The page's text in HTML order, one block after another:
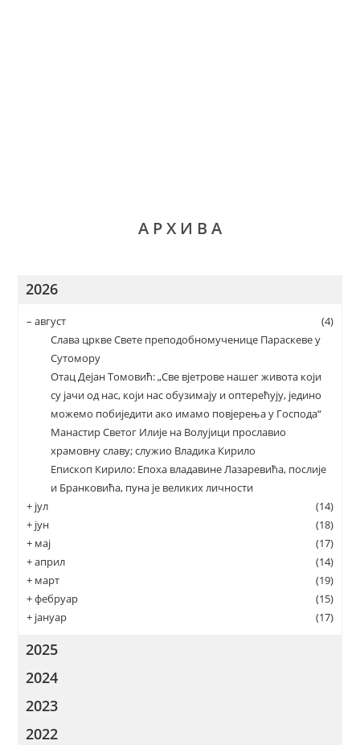
А Р Х И В А
2026
–август
(4)
Слава цркве Свете преподобномученице Параскеве у
Сутомору
Отац Дејан Томовић: „Све вјетрове нашег живота који
су јачи од нас, који нас обузимају и оптерећују, једино
можемо побиједити ако имамо повјерења у Господа“
Манастир Светог Илије на Волујици прославио
храмовну славу; служио Владика Кирило
Епископ Кирило: Епоха владавине Лазаревића, послије
и Бранковића, пуна је великих личности
+ јул
(14)
+ јун
(18)
+ мај
(17)
+април
(14)
+ март
(19)
+фебруар
(15)
+ јануар (17)
2025
2024
2023
2022